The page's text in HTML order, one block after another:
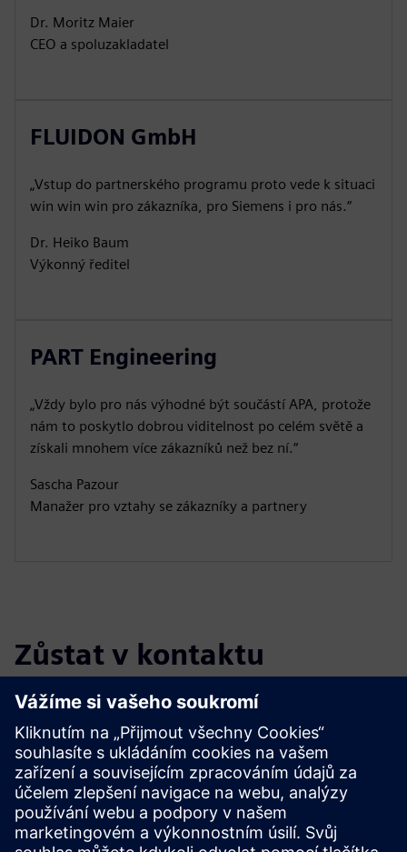
Dr. Moritz Maier
CEO a spoluzakladatel
FLUIDON GmbH
„Vstup do partnerského programu proto vede k situaci
win win win pro zákazníka, pro Siemens i pro nás.“
Dr. Heiko Baum
Výkonný ředitel
PART Engineering
„Vždy bylo pro nás výhodné být součástí APA, protože
nám to poskytlo dobrou viditelnost po celém světě a
získali mnohem více zákazníků než bez ní.“
Sascha Pazour
Manažer pro vztahy se zákazníky a partnery
Zůstat v kontaktu
Seznámení s partnerským blogem
Najděte nejnovější aktualizace pro a o partnerech Siemens.
Další informace